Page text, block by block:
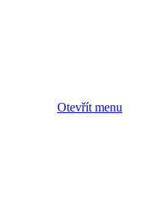
Otevřít menu